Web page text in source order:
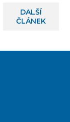
DALŠÍ
ČLÁNEK